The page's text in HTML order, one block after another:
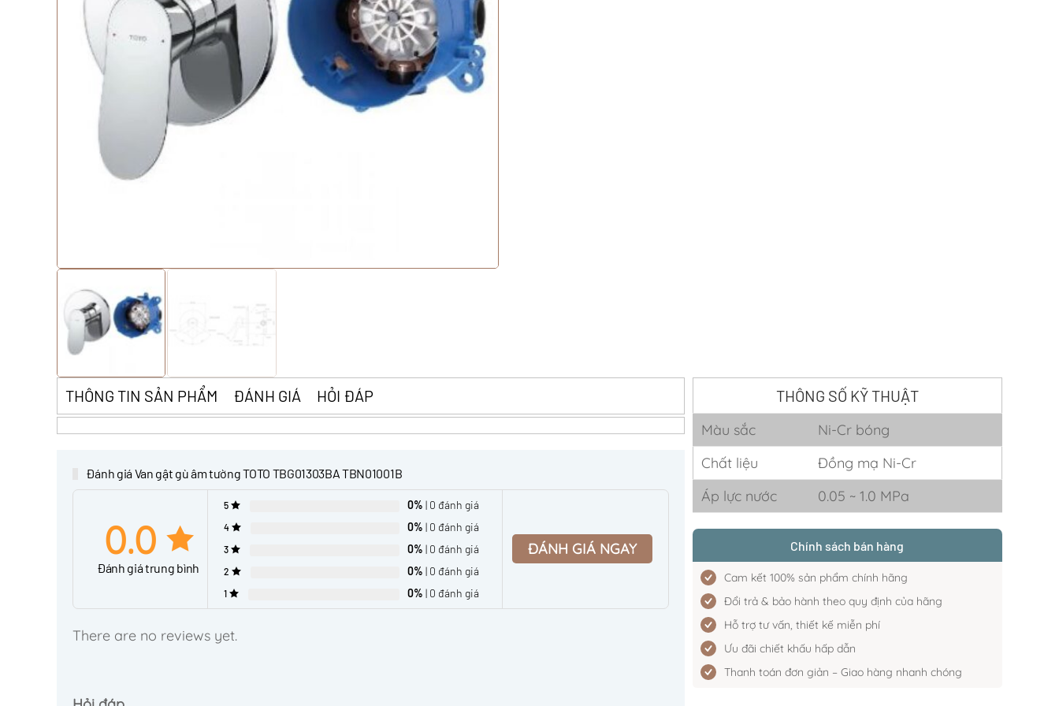
THÔNG SỐ KỸ THUẬT
Màu sắc
Ni-Cr bóng
Chất liệu
Đồng mạ Ni-Cr
Áp lực nước
0.05 ~ 1.0 MPa
Chính sách bán hàng
Cam kết 100% sản phẩm chính hãng
Đổi trả & bảo hành theo quy định của hãng
Hỗ trợ tư vấn, thiết kế miễn phí
Ưu đãi chiết khấu hấp dẫn
Thanh toán đơn giản – Giao hàng nhanh chóng
THÔNG TIN SẢN PHẨM ĐÁNH GIÁ HỎI ĐÁP
Đánh giá Van gật gù âm tường TOTO TBG01303BA TBN01001B
0.0
Đánh giá trung bình
5 0% | 0 đánh giá
4 0% | 0 đánh giá
3 0% | 0 đánh giá
2 0% | 0 đánh giá
1 0% | 0 đánh giá
ĐÁNH GIÁ NGAY
There are no reviews yet.